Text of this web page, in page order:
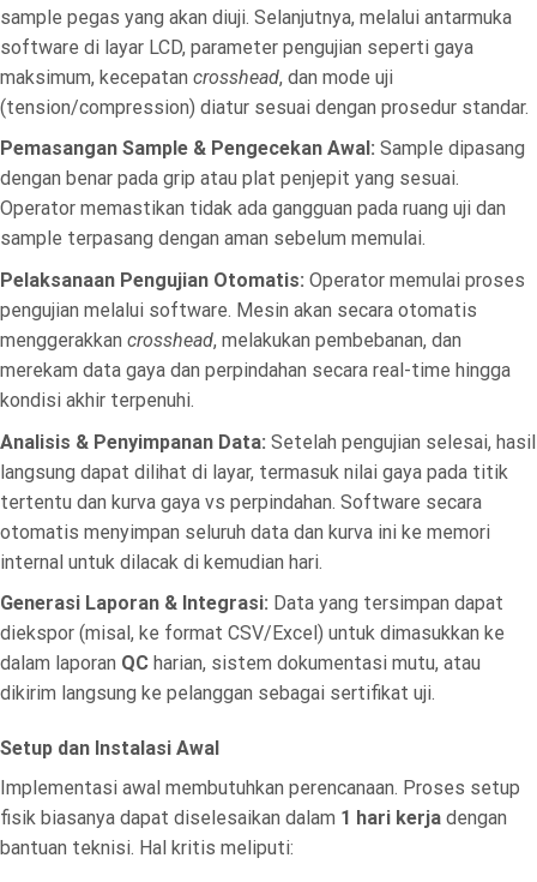
sample pegas yang akan diuji. Selanjutnya, melalui antarmuka
software di layar LCD, parameter pengujian seperti gaya
maksimum, kecepatan crosshead, dan mode uji
(tension/compression) diatur sesuai dengan prosedur standar.
Pemasangan Sample & Pengecekan Awal: Sample dipasang
dengan benar pada grip atau plat penjepit yang sesuai.
Operator memastikan tidak ada gangguan pada ruang uji dan
sample terpasang dengan aman sebelum memulai.
Pelaksanaan Pengujian Otomatis: Operator memulai proses
pengujian melalui software. Mesin akan secara otomatis
menggerakkan crosshead, melakukan pembebanan, dan
merekam data gaya dan perpindahan secara real-time hingga
kondisi akhir terpenuhi.
Analisis & Penyimpanan Data: Setelah pengujian selesai, hasil
langsung dapat dilihat di layar, termasuk nilai gaya pada titik
tertentu dan kurva gaya vs perpindahan. Software secara
otomatis menyimpan seluruh data dan kurva ini ke memori
internal untuk dilacak di kemudian hari.
Generasi Laporan & Integrasi: Data yang tersimpan dapat
diekspor (misal, ke format CSV/Excel) untuk dimasukkan ke
dalam laporan QC harian, sistem dokumentasi mutu, atau
dikirim langsung ke pelanggan sebagai sertifikat uji.
Setup dan Instalasi Awal
Implementasi awal membutuhkan perencanaan. Proses setup
fisik biasanya dapat diselesaikan dalam 1 hari kerja dengan
bantuan teknisi. Hal kritis meliputi: